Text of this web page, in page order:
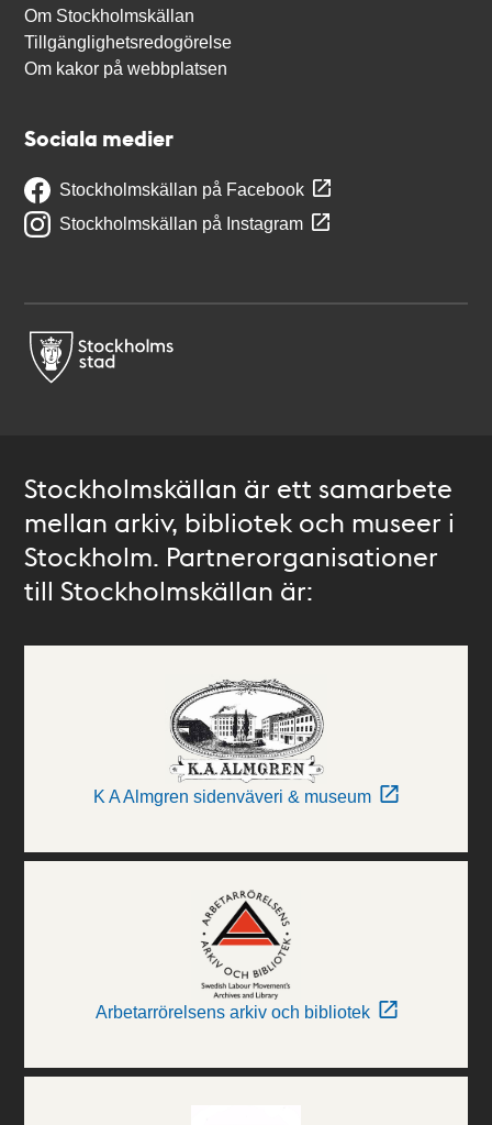
Om Stockholmskällan
Tillgänglighetsredogörelse
Om kakor på webbplatsen
Sociala medier
Stockholmskällan på Facebook
Stockholmskällan på Instagram
Stockholmskällan är ett samarbete
mellan arkiv, bibliotek och museer i
Stockholm. Partnerorganisationer
till Stockholmskällan är:
K A Almgren sidenväveri & museum
Arbetarrörelsens arkiv och bibliotek